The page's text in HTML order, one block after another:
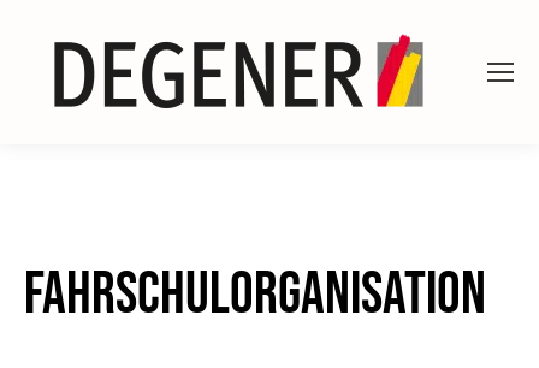
Fahrschulorganisation